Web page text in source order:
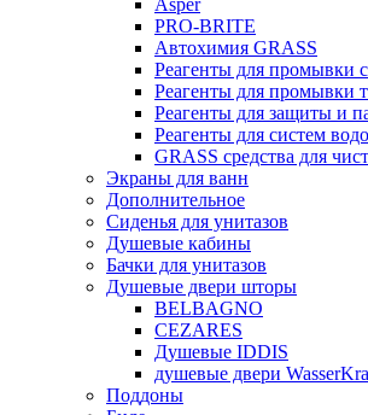
Asper
PRO-BRITE
Автохимия GRASS
Реагенты для промывки
Реагенты для промывки
Реагенты для защиты и
Реагенты для систем
GRASS средства для
Экраны для ванн
Дополнительное
Сиденья для унитазов
Душевые кабины
Бачки для унитазов
Душевые двери шторы
BELBAGNO
CEZARES
Душевые IDDIS
душевые двери
Поддоны